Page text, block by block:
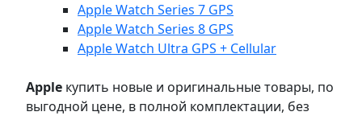
Apple Watch Series 7 GPS
Apple Watch Series 8 GPS
Apple Watch Ultra GPS + Cellular
Apple купить новые и оригинальные товары, по
выгодной цене, в полной комплектации, без